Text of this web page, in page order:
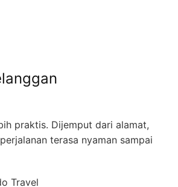
praktis. Dijemput dari alamat,
terasa nyaman sampai
Travel